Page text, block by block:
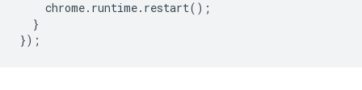
chrome. runtime. restart();
}
});